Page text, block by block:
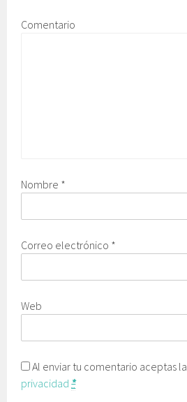
Comentario
Nombre *
Correo electrónico *
Web
Al enviar tu comentario aceptas la
privacidad *